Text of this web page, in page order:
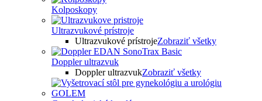
Kolposkopy
Ultrazvukové prístroje
Ultrazvukové prístrojeZobraziť všetky
Doppler ultrazvuk
Doppler ultrazvukZobraziť všetky